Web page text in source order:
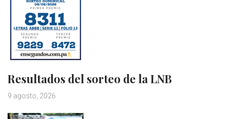
Resultados del sorteo de la LNB
9 agosto, 2026